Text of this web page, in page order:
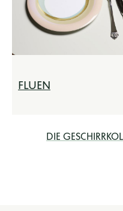
FLUEN
DIE